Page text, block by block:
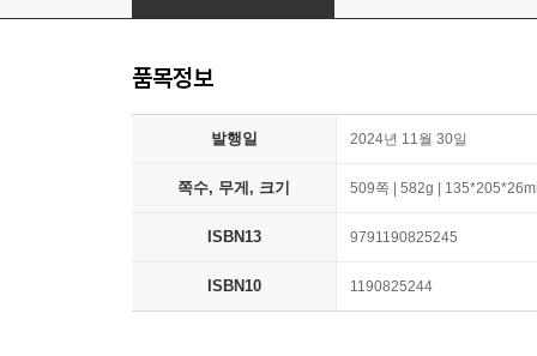
품목정보
발행일 2024년 11월 30일
쪽수, 무게, 크기 509쪽 | 582g |
ISBN13 9791190825245
ISBN10 1190825244